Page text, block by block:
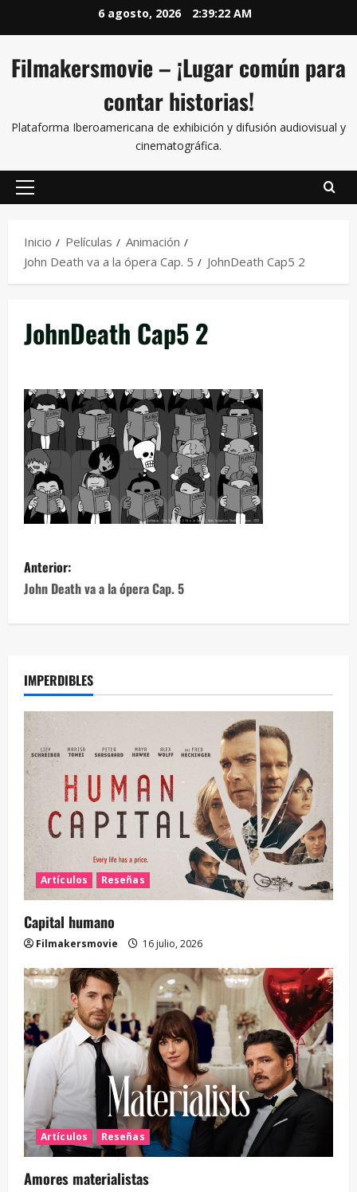
6 agosto, 2026 2:39:23 AM
Filmakersmovie – ¡Lugar común para
contar historias!
Plataforma Iberoamericana de exhibición y difusión audiovisual y
cinematográfica.
Inicio Películas
Animación
John Death va a la ópera Cap. 5
JohnDeath Cap5 2
JohnDeath Cap5 2
Anterior:
John Death va a la ópera Cap. 5
IMPERDIBLES
Artículos Reseñas
Capital humano
Filmakersmovie 16 julio, 2026
Artículos Reseñas
Amores materialistas